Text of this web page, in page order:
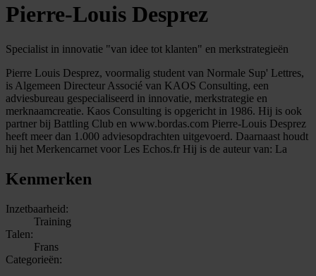
Pierre-Louis Desprez
Specialist in innovatie "van idee tot klanten" en merkstrategieën
Pierre Louis Desprez, voormalig student van Normale Sup' Lettres,
is Algemeen Directeur Associé van KAOS Consulting, een
adviesbureau gespecialiseerd in innovatie, merkstrategie en
merknaamcreatie. Kaos Consulting is opgericht in 1986. Hij is ook
partner bij Battling Club en www.bordas.com Pierre-Louis Desprez
heeft meer dan 1.000 adviesopdrachten uitgevoerd. Daarnaast houdt
hij het Merkencarnet voor Les Echos.fr Hij is de auteur van: La
Kenmerken
Inzetbaarheid:
Training
Talen:
Frans
Categorieën: